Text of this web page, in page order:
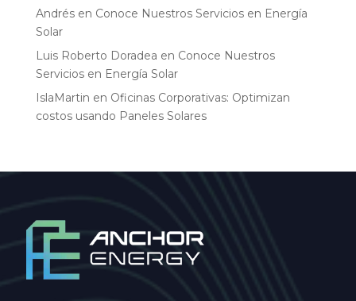
Andrésen Conoce Nuestros Servicios en Energía
Solar
Luis Roberto Doradea en Conoce Nuestros
Servicios en Energía Solar
IslaMartin en Oficinas Corporativas: Optimizan
costos usando Paneles Solares